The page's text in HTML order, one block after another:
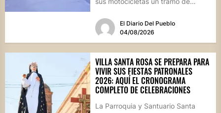
calle...
El Diario Del Pueblo
04/08/2026
VILLA SANTA ROSA SE PREPARA PARA
VIVIR SUS FIESTAS PATRONALES
2026: AQUÍ EL CRONOGRAMA
COMPLETO DE CELEBRACIONES
La Parroquia y Santuario Santa